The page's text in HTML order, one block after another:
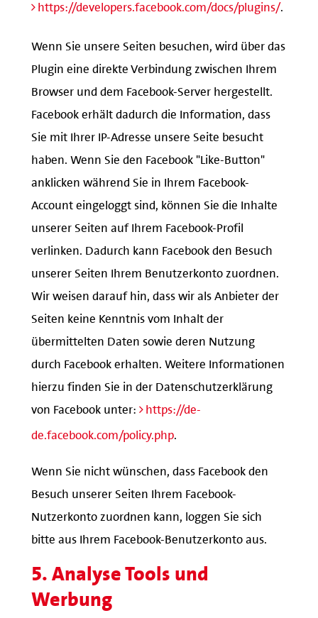
https://developers.facebook.com/docs/plugins/.
Wenn Sie unsere Seiten besuchen, wird über das
Plugin eine direkte Verbindung zwischen Ihrem
Browser und dem Facebook-Server hergestellt.
Facebook erhält dadurch die Information, dass
Sie mit Ihrer IP-Adresse unsere Seite besucht
haben. Wenn Sie den Facebook "Like-Button"
anklicken während Sie in Ihrem Facebook-
Account eingeloggt sind, können Sie die Inhalte
unserer Seiten auf Ihrem Facebook-Profil
verlinken. Dadurch kann Facebook den Besuch
unserer Seiten Ihrem Benutzerkonto zuordnen.
Wir weisen darauf hin, dass wir als Anbieter der
Seiten keine Kenntnis vom Inhalt der
übermittelten Daten sowie deren Nutzung
durch Facebook erhalten. Weitere Informationen
hierzu finden Sie in der Datenschutzerklärung
von Facebook unter: https://de-
de.facebook.com/policy.php
Wenn Sie nicht wünschen, dass Facebook den
Besuch unserer Seiten Ihrem Facebook-
Nutzerkonto zuordnen kann, loggen Sie sich
bitte aus Ihrem Facebook-Benutzerkonto aus.
5. Analyse Tools und
Werbung